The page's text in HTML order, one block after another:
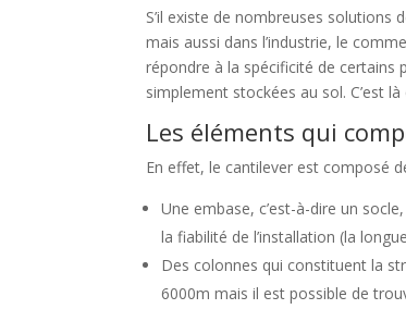
S’il existe de nombreuses solutions
mais aussi dans l’industrie, le
répondre à la spécificité de certains
simplement stockées au sol. C’est
Les éléments qui
En effet, le cantilever est composé
Une embase, c’est-à-dire un
la fiabilité de l’installation (la
Des colonnes qui constituent la
6000m mais il est possible de